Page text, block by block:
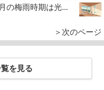
の梅雨時期は光...
＞次のページ
を見る